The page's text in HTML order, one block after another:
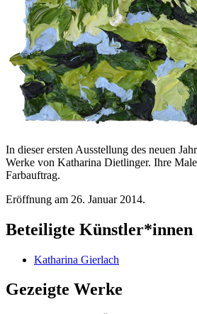
In dieser ersten Ausstellung des neuen
Werke von Katharina Dietlinger. Ihre
Farbauftrag.
Eröffnung am 26. Januar 2014.
Beteiligte Künstler*innen
Katharina Gierlach
Gezeigte Werke